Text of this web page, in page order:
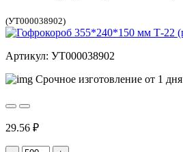
(УТ000038902)
Артикул: УТ000038902
Срочное изготовление от 1 дня
29.56 ₽